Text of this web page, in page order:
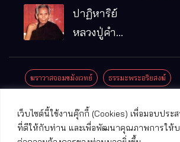
เว็บไซต์นี้ใช้งานคุ๊กกี้ (Cookies) เพื่อมอบปร
ที่ดีให้กับท่าน และเพื่อพัฒนาคุณภาพการให้บ
รมฐาน
คุณ (หลวง
ปู่บัวเกตุ
แล้ว วัดป่า
อ.แม่ริม
ปาฏิหาริย์
หลวงปู่คำ
มณี
ฆราวาสจอมขมังเวทย์ ธรรมะพระอริยสงฆ์
ปาฏิหาริย์พระเครื่อง พระธาตุศักดิ์สิทธิ์